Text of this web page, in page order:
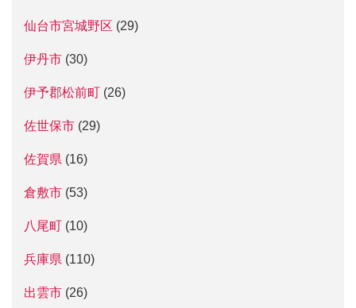
仙台市宮城野区 (29)
伊丹市 (30)
伊予郡松前町 (26)
佐世保市 (29)
佐賀県 (16)
倉敷市 (53)
八尾町 (10)
兵庫県 (110)
出雲市 (26)